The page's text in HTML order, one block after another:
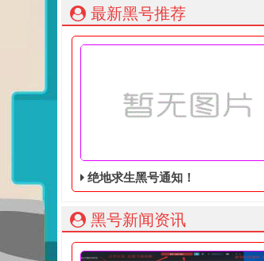
最新黑号推荐
绝地求生黑号通知！
黑号新闻资讯